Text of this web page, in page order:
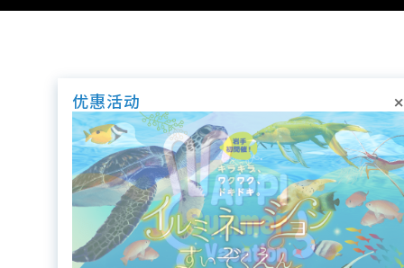
优惠活动 ×